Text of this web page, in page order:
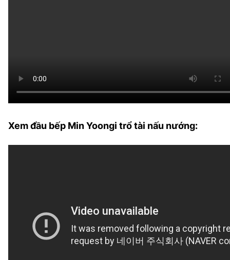
Xem đầu bếp Min Yoongi trổ tài nấu nướng: